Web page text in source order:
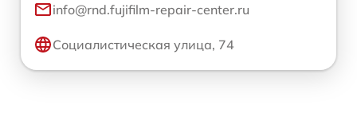
info@rnd.fujifilm-repair-center.ru
Социалистическая улица, 74